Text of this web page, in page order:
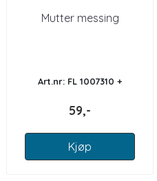
Mutter messing
Art.nr: FL 1007310 +
59,-
Kjøp